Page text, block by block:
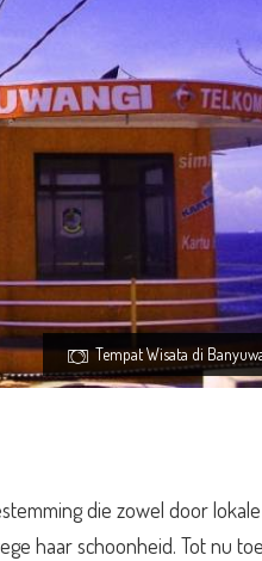
Tempat Wisata di
die zowel door
haar schoonheid. Tot nu